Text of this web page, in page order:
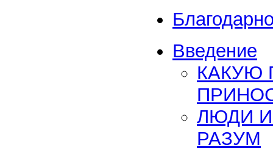
Введение
КАКУЮ
ЛЮДИ
РАЗУМ